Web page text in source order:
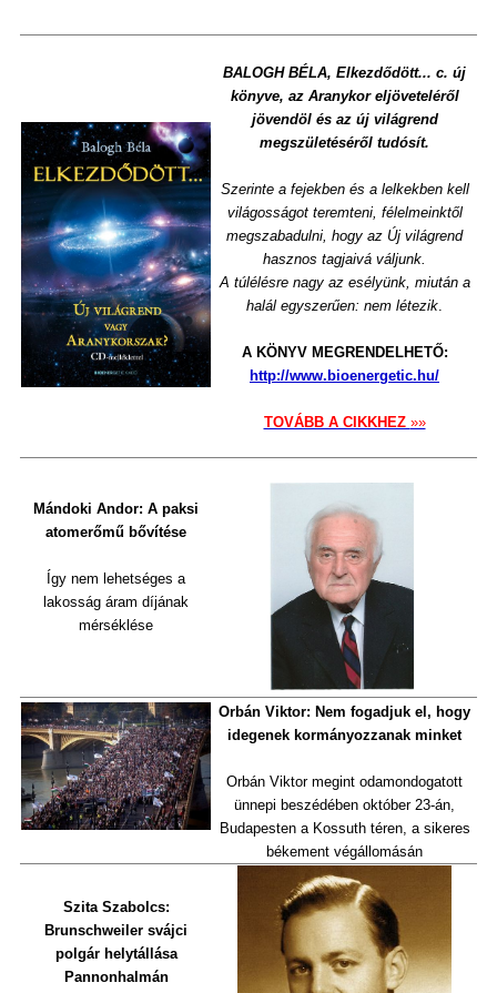
BALOGH BÉLA, Elkezdődött... c. új
könyve, az Aranykor eljöveteléről
jövendöl és az új világrend
megszületéséről tudósít.
Szerinte a fejekben és a lelkekben kell
világosságot teremteni, félelmeinktől
megszabadulni, hogy az Új világrend
hasznos tagjaivá váljunk.
A túlélésre nagy az esélyünk, miután a
halál egyszerűen: nem létezik.
A KÖNYV MEGRENDELHETŐ:
http://www.bioenergetic.hu/
TOVÁBB A CIKKHEZ »»
Mándoki Andor: A paksi
atomerőmű bővítése
Így nem lehetséges a
lakosság áram díjának
mérséklése
Orbán Viktor: Nem fogadjuk el, hogy
idegenek kormányozzanak minket
Orbán Viktor megint odamondogatott
ünnepi beszédében október 23-án,
Budapesten a Kossuth téren, a sikeres
békement végállomásán
Szita Szabolcs:
Brunschweiler svájci
polgár helytállása
Pannonhalmán